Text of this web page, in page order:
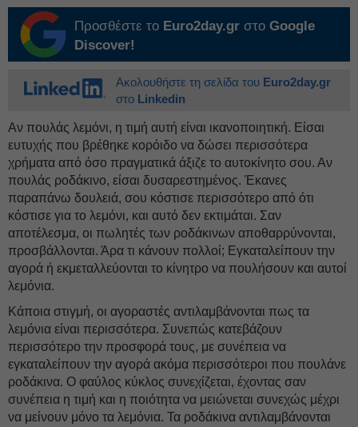
Προσθέστε το Euro2day.gr στο Google
Discover!
Ακολουθήστε τη σελίδα του Euro2day.gr
στο Linkedin
Αν πουλάς λεμόνι, η τιμή αυτή είναι ικανοποιητική. Είσαι
ευτυχής που βρέθηκε κορόιδο να δώσει περισσότερα
χρήματα από όσο πραγματικά άξιζε το αυτοκίνητο σου. Αν
πουλάς ροδάκινο, είσαι δυσαρεστημένος. Έκανες
παραπάνω δουλειά, σου κόστισε περισσότερο από ότι
κόστισε για το λεμόνι, και αυτό δεν εκτιμάται. Σαν
αποτέλεσμα, οι πωλητές των ροδάκινων αποθαρρύνονται,
προσβάλλονται. Άρα τι κάνουν πολλοί; Εγκαταλείπουν την
αγορά ή εκμεταλλεύονται το κίνητρο να πουλήσουν και αυτοί
λεμόνια.
Κάποια στιγμή, οι αγοραστές αντιλαμβάνονται πως τα
λεμόνια είναι περισσότερα. Συνεπώς κατεβάζουν
περισσότερο την προσφορά τους, με συνέπεια να
εγκαταλείπουν την αγορά ακόμα περισσότεροι που πουλάνε
ροδάκινα. Ο φαύλος κύκλος συνεχίζεται, έχοντας σαν
συνέπεια η τιμή και η ποιότητα να μειώνεται συνεχώς μέχρι
να μείνουν μόνο τα λεμόνια. Τα ροδάκινα αντιλαμβάνονται